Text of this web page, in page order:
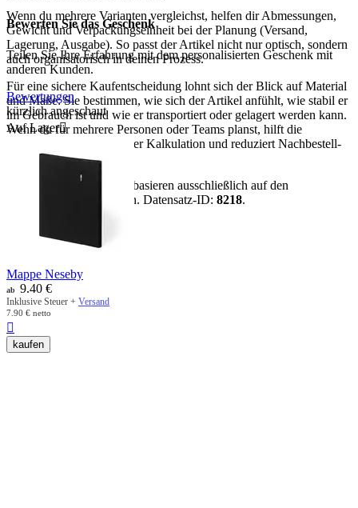
Wenn du mehrere Varianten vergleichst, helfen dir Abmessungen,
Gewicht und Verpackungseinheit bei der Planung (Versand,
Lagerung, Ausgabe). So passt der Artikel nicht nur optisch, sondern
auch organisatorisch in deinen Prozess.
Für eine sichere Kaufentscheidung lohnt sich der Blick auf Material
und Maße: Sie bestimmen, wie sich der Artikel anfühlt, wie stabil er
im Gebrauch ist und wie er transportiert oder gelagert werden kann.
Wenn du für mehrere Personen oder Teams planst, hilft die
Verpackungseinheit bei der Kalkulation und reduziert Nachbestell-
Risiken.
Alle Aussagen basieren ausschließlich auf den
vorhandenen Artikeldaten. Datensatz-ID: 8218.
Bewerten Sie das Geschenk
Teilen Sie Ihre Erfahrung mit dem personalisierten Geschenk mit
anderen Kunden.
Bewertungen
kürzlich angeschaut
Auf Lager
Mappe Neseby
ab 9.40 €
Inklusive Steuer + Versand
7.90 € netto

kaufen